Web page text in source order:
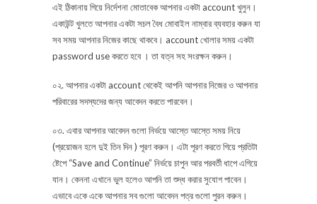
এই ঠিকানায় গিয়ে নির্দেশনা মোতাবেক আপনার একটা account খুলুন।
একাউন্ট খুলতে আপনার একটা সচল বৈধ মোবাইল নাম্বার ব্যবহার করুন যা
সব সময় আপনার নিজের কাছে থাকবে। account খোলার সময় একটা
password use করতে হবে । তা যত্ন সহ সংরক্ষন করুন।
০২. আপনার একটা account থেকেই আপনি আপনার নিজের ও আপনার
পরিবারের সদস্যদের জন্য আবেদন করতে পারবেন।
০৩. এবার আপনার আবেদন গুলো নির্ভয়ে আস্তে আস্তে সময় নিয়ে
(প্রয়োজন হলে দুই তিন দিন ) পূরণ করুন। এটা পূরণ করতে গিয়ে প্রতিটা
ষ্টেপে “Save and Continue” নির্ভয়ে চাপুন আর পরবর্তী ধাপে এগিয়ে
যান। কেননা এখানে ভুল হলেও আপনি তা শুদ্ধ করার সুযোগ পাবেন।
এভাবে একে একে আপনার সব গুলো আবেদন পত্র গুলো পুরন করুন।